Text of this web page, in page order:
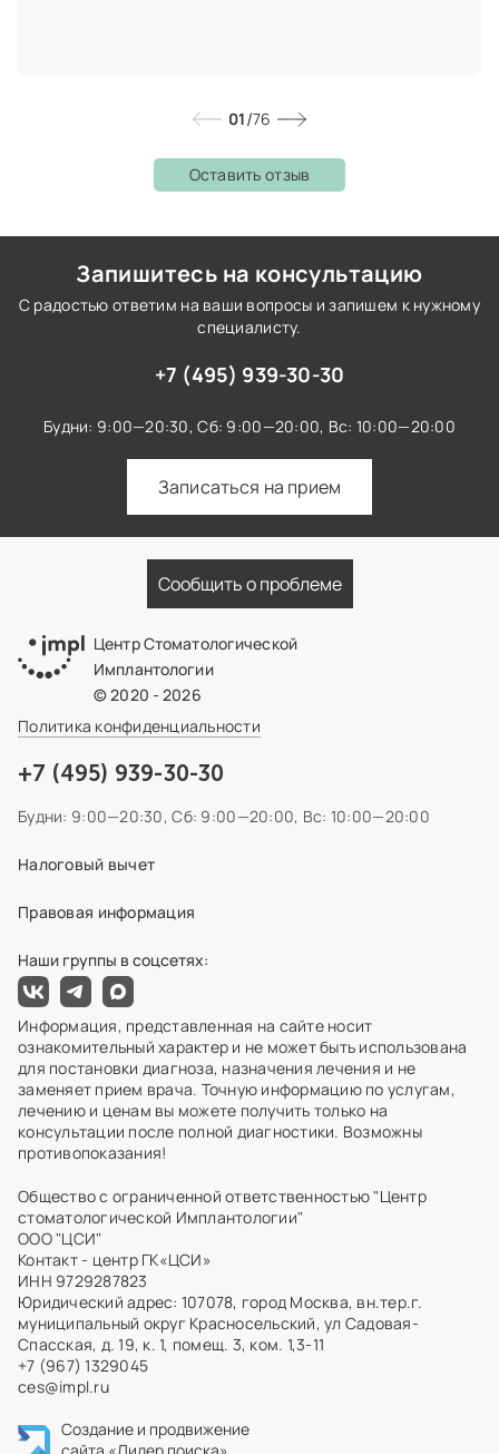
01/76
Оставить отзыв
Запишитесь на консультацию
С радостью ответим на ваши вопросы и запишем к нужному
специалисту.
+7 (495) 939-30-30
Будни: 9:00—20:30, Сб: 9:00—20:00, Вс: 10:00—20:00
Записаться на прием
Сообщить о проблеме
Центр Стоматологической
Имплантологии
© 2020 - 2026
Политика конфиденциальности
+7 (495) 939-30-30
Будни: 9:00—20:30, Сб: 9:00—20:00, Вс: 10:00—20:00
Налоговый вычет
Наши группы в соцсетях:
Правовая информация
Информация, представленная на сайте носит
ознакомительный характер и не может быть использована
для постановки диагноза, назначения лечения и не
заменяет прием врача. Точную информацию по услугам,
лечению и ценам вы можете получить только на
консультации после полной диагностики. Возможны
противопоказания!
Общество с ограниченной ответственностью "Центр
стоматологической Имплантологии"
ООО "ЦСИ"
Контакт - центр ГК«ЦСИ»
ИНН 9729287823
Юридический адрес: 107078, город Москва, вн.тер.г.
муниципальный округ Красносельский, ул Садовая-
Спасская, д. 19, к. 1, помещ. 3, ком. 1,3-11
+7 (967) 1329045
ces@impl.ru
Создание и продвижение